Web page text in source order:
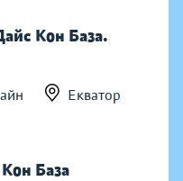
Кон База.
Екватор
База